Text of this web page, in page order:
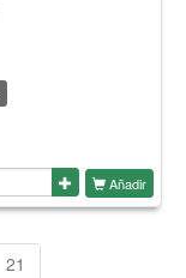
Añadir
21